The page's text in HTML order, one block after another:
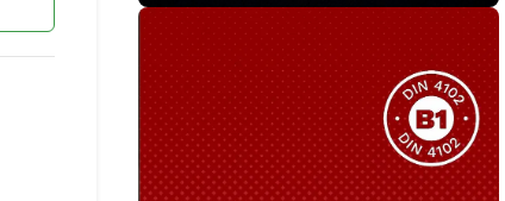
Sie haben nicht das passende
Produkt gefunden?
Wir helfen Ihnen gerne weiter!